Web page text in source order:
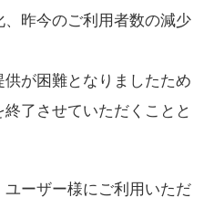
昨今のご利用者数の減少
が困難となりましたため
了させていただくことと
ーザー様にご利用いただ